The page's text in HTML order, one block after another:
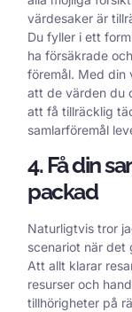
värdesaker är
Du fyller i ett
ha försäkrade
föremål. Med din
att de värden du
att få tillräcklig
samlarföremål
4. Få din
packad
Naturligtvis tror
scenariot när det
Att allt klarar
resurser och
tillhörigheter på